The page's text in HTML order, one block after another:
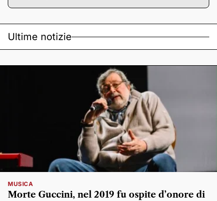
Ultime notizie
MUSICA
Morte Guccini, nel 2019 fu ospite d’onore di